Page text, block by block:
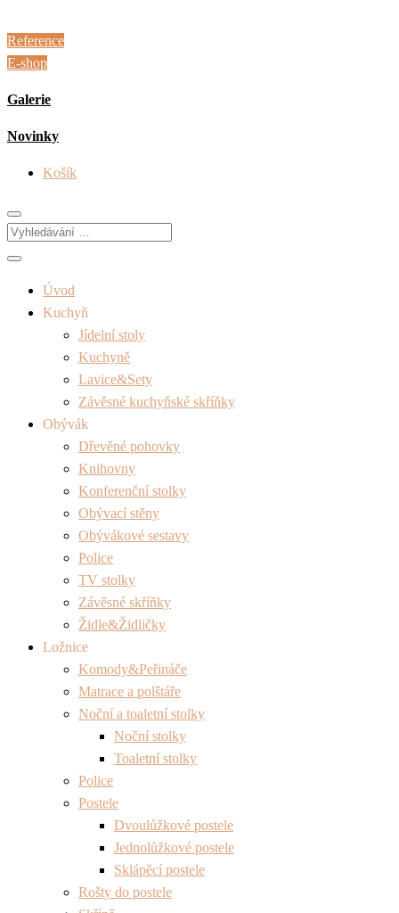
Reference
E-shop
Galerie
Novinky
Košík
Úvod
Kuchyň
Jídelní stoly
Kuchyně
Lavice&Sety
Závěsné kuchyňské skříňky
Obývák
Dřevěné pohovky
Knihovny
Konferenční stolky
Obývací stěny
Obývákové sestavy
Police
TV stolky
Závěsné skříňky
Židle&Židličky
Ložnice
Komody&Peřináče
Matrace a polštáře
Noční a toaletní stolky
Noční stolky
Toaletní stolky
Police
Postele
Dvoulůžkové postele
Jednolůžkové postele
Sklápěcí postele
Rošty do postele